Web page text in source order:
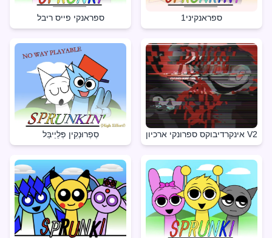
ספראנקי פייס ריבל ספראנקיני1
סְפְרוּנְקִין פְּלֵיֵיבַּל אינקרדיבוקס ספרונקי ארכיון V2